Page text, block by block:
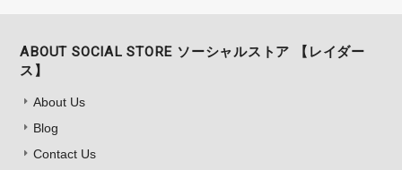
ABOUT SOCIAL STORE ソーシャルストア 【レイダー
ス】
About Us
Blog
Contact Us